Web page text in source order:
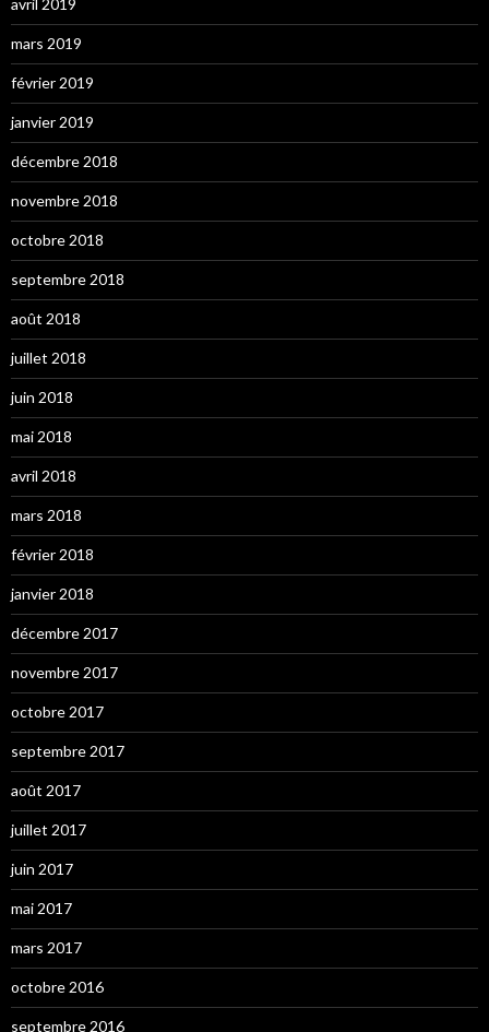
avril 2019
mars 2019
février 2019
janvier 2019
décembre 2018
novembre 2018
octobre 2018
septembre 2018
août 2018
juillet 2018
juin 2018
mai 2018
avril 2018
mars 2018
février 2018
janvier 2018
décembre 2017
novembre 2017
octobre 2017
septembre 2017
août 2017
juillet 2017
juin 2017
mai 2017
mars 2017
octobre 2016
septembre 2016